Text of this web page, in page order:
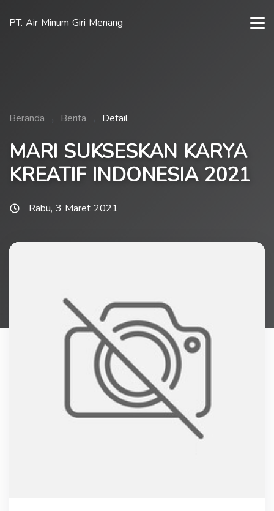
PT. Air Minum Giri Menang
Beranda Berita Detail
MARI SUKSESKAN KARYA
KREATIF INDONESIA 2021
Rabu, 3 Maret 2021